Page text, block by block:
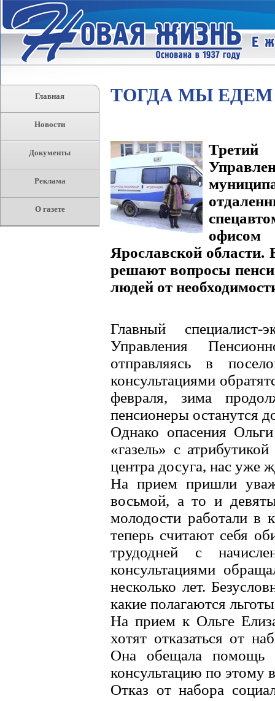
Главная
Новости
Документы
Реклама
О газете
ТОГДА МЫ
Третий
Ярославской
решают вопросы
людей от
Главный
Управления
отправляясь в
консультациями
февраля, зима
пенсионеры останутся
Однако опасения
«газель» с
центра досуга, нас уже
На прием пришли
восьмой, а то и
молодости работали в
теперь считают себя
трудодней с
консультациями
несколько лет.
какие полагаются
На прием к Ольге
хотят отказаться от
Она обещала помощь
консультацию по этому
Отказ от набора